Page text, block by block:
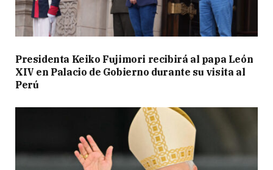
Presidenta Keiko Fujimori recibirá al papa León
XIV en Palacio de Gobierno durante su visita al
Perú